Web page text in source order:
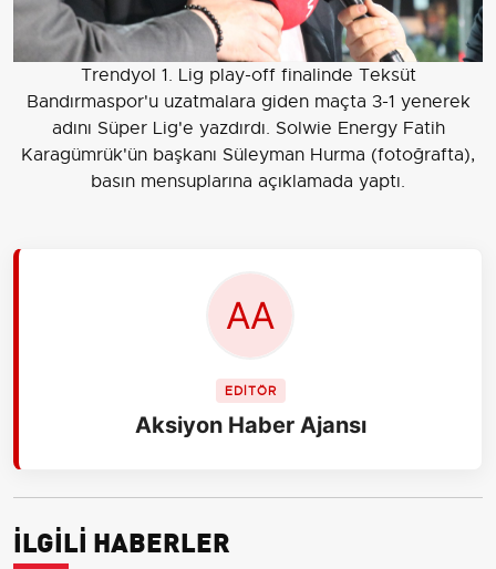
Trendyol 1. Lig play-off finalinde Teksüt
Bandırmaspor'u uzatmalara giden maçta 3-1 yenerek
adını Süper Lig'e yazdırdı. Solwie Energy Fatih
Karagümrük'ün başkanı Süleyman Hurma (fotoğrafta),
basın mensuplarına açıklamada yaptı.
EDİTÖR
Aksiyon Haber Ajansı
İLGİLİ HABERLER